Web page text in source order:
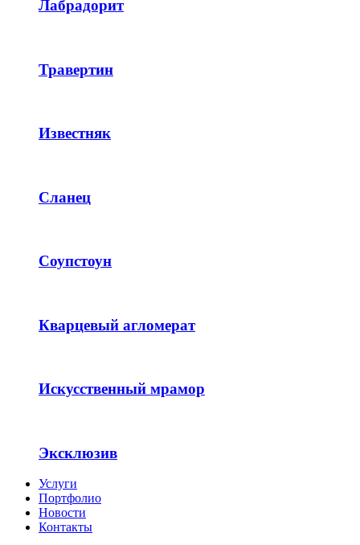
Лабрадорит
Травертин
Известняк
Сланец
Соупстоун
Кварцевый агломерат
Искусственный мрамор
Эксклюзив
Услуги
Портфолио
Новости
Контакты